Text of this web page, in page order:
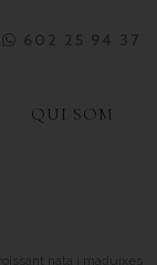
602 25 94 37
QUI SOM